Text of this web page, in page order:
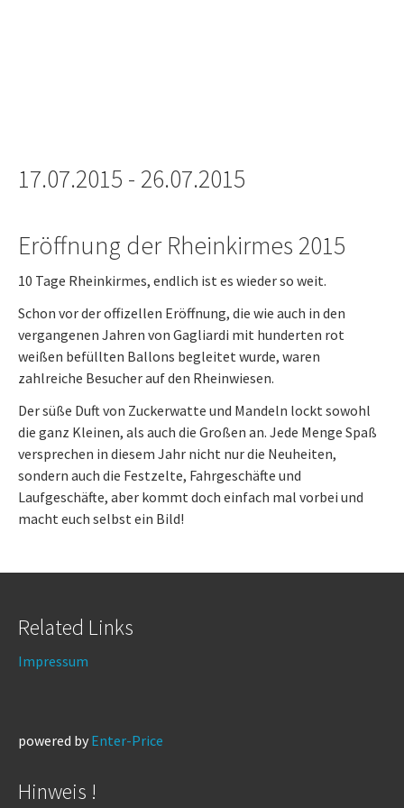
17.07.2015 - 26.07.2015
Eröffnung der Rheinkirmes 2015
10 Tage Rheinkirmes, endlich ist es wieder so weit.
Schon vor der offizellen Eröffnung, die wie auch in den
vergangenen Jahren von Gagliardi mit hunderten rot
weißen befüllten Ballons begleitet wurde, waren
zahlreiche Besucher auf den Rheinwiesen.
Der süße Duft von Zuckerwatte und Mandeln lockt sowohl
die ganz Kleinen, als auch die Großen an. Jede Menge Spaß
versprechen in diesem Jahr nicht nur die Neuheiten,
sondern auch die Festzelte, Fahrgeschäfte und
Laufgeschäfte, aber kommt doch einfach mal vorbei und
macht euch selbst ein Bild!
Related Links
Impressum
powered by Enter-Price
Hinweis !